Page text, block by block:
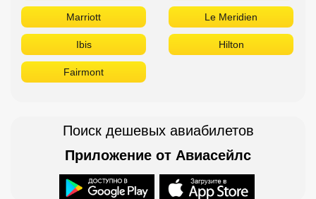
Marriott Le Meridien
Ibis Hilton
Fairmont
Поиск дешевых авиабилетов
Приложение от Авиасейлс